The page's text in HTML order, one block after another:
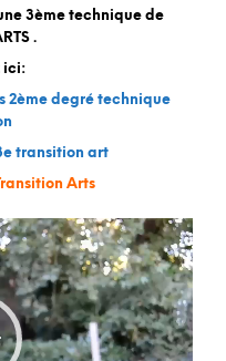
3ème technique de
.
ici:
2ème degré technique
transition art
Arts